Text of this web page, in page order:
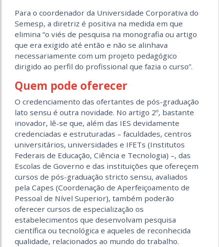
Para o coordenador da Universidade Corporativa do
Semesp, a diretriz é positiva na medida em que
elimina “o viés de pesquisa na monografia ou artigo
que era exigido até então e não se alinhava
necessariamente com um projeto pedagógico
dirigido ao perfil do profissional que fazia o curso”.
Quem pode oferecer
O credenciamento das ofertantes de pós-graduação
lato sensu é outra novidade. No artigo 2º, bastante
inovador, lê-se que, além das IES devidamente
credenciadas e estruturadas – faculdades, centros
universitários, universidades e IFETs (Institutos
Federais de Educação, Ciência e Tecnologia) –, das
Escolas de Governo e das instituições que ofereçem
cursos de pós-graduação stricto sensu, avaliados
pela Capes (Coordenação de Aperfeiçoamento de
Pessoal de Nível Superior), também poderão
oferecer cursos de especialização os
estabelecimentos que desenvolvam pesquisa
científica ou tecnológica e aqueles de reconhecida
qualidade, relacionados ao mundo do trabalho.